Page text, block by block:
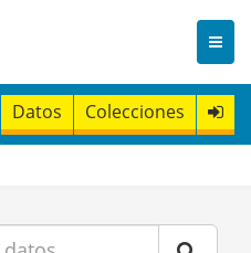
Datos Colecciones